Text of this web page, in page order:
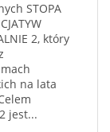
STOPA
2, który
na lata
jest...